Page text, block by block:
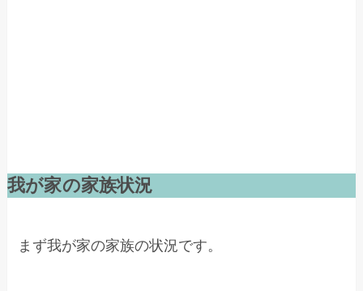
我が家の家族状況
まず我が家の家族の状況です。